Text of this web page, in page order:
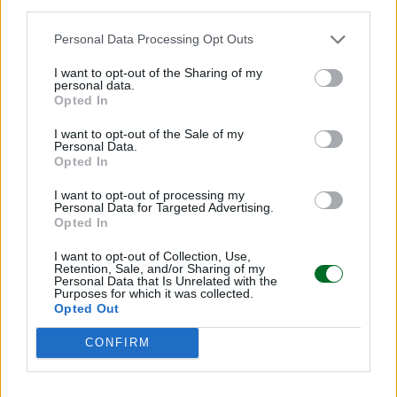
Personal Data Processing Opt Outs
I want to opt-out of the Sharing of my
personal data.
Opted In
I want to opt-out of the Sale of my
Personal Data.
Opted In
I want to opt-out of processing my
Personal Data for Targeted Advertising.
Opted In
I want to opt-out of Collection, Use,
Retention, Sale, and/or Sharing of my
Personal Data that Is Unrelated with the
Purposes for which it was collected.
Opted Out
CONFIRM
la partita con Bruxelles. Il governo punta sulla
crescita, sugli investimenti e su una
ricomposizione del prelievo fiscale a favore del
prossimi anni. Per ora, però, l’Italia resta dentro la
procedura e deve rinviare l’accesso agli
strumenti finanziari collegati alla sua uscita.
La fotografia è quella di un Paese che tiene, che
ancora completare l’ultimo tratto del percorso
per riconquistare pienamente margini di manovra
in Europa. Un cammino stretto, ma già tracciato.
Leggi anche: